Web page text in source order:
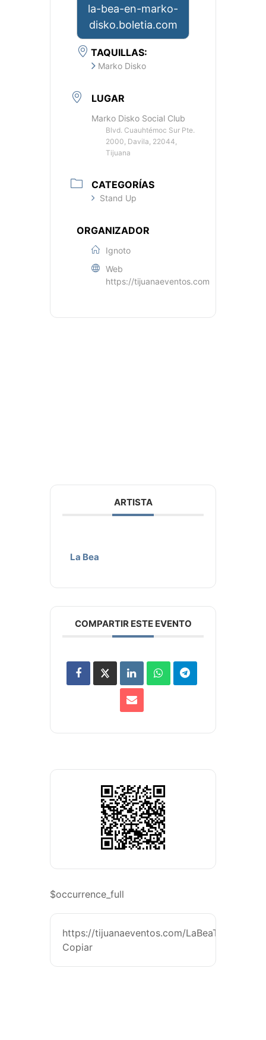
la-bea-en-marko-
disko.boletia.com
TAQUILLAS:
Marko Disko
LUGAR
Marko Disko Social Club
Blvd. Cuauhtémoc Sur Pte.
2000, Davila, 22044,
Tijuana
CATEGORÍAS
Stand Up
ORGANIZADOR
Ignoto
Web
https://tijuanaeventos.com
ARTISTA
La Bea
COMPARTIR ESTE EVENTO
$occurrence_full
https://tijuanaeventos.com/LaBeaTj26
Copiar